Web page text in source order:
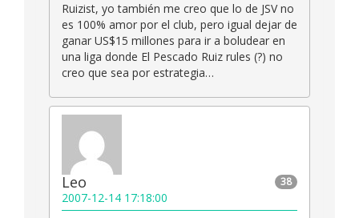
Ruizist, yo también me creo que lo de JSV no
es 100% amor por el club, pero igual dejar de
ganar US$15 millones para ir a boludear en
una liga donde El Pescado Ruiz rules (?) no
creo que sea por estrategia…
38
Leo
2007-12-14 17:18:00